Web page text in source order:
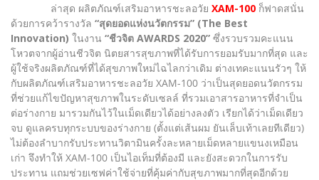
ล่าสุด ผลิตภัณฑ์เสริมอาหารชะลอวัย XAM-100 ก็ฟาดสนั่น
ด้วยการคว้ารางวัล “สุดยอดแห่งนวัตกรรม” (The Best
Innovation) ในงาน “ชีวจิต AWARDS 2020” ซึ่งรวบรวมคะแนน
โหวตจากผู้อ่านชีวจิต นิตยสารสุขภาพที่ได้รับการยอมรับมากที่สุด และ
ผู้ใช้จริงผลิตภัณฑ์ที่ได้สุขภาพใหม่ไฉไลกว่าเดิม ต่างเทคะแนนรัวๆ ให้
กับผลิตภัณฑ์เสริมอาหารชะลอวัย XAM-100 ว่าเป็นสุดยอดนวัตกรรม
ที่ช่วยแก้ไขปัญหาสุขภาพในระดับเซลล์ ที่รวมเอาสารอาหารที่จำเป็น
ต่อร่างกาย มารวมกันไว้ในเม็ดเดียวได้อย่างลงตัว เรียกได้ว่าเม็ดเดียว
จบ ดูแลครบทุกระบบของร่างกาย (ตั้งแต่เส้นผม ยันเล็บเท้าเลยทีเดียว)
ไม่ต้องลำบากรับประทานวิตามินครั้งละหลายเม็ดหลายแขนงเหมือน
เก่า จึงทำให้ XAM-100 เป็นไอเท็มที่ต้องมี และยังสะดวกในการรับ
ประทาน แถมช่วยเซฟค่าใช้จ่ายที่คุ้มค่ากับสุขภาพมากที่สุดอีกด้วย